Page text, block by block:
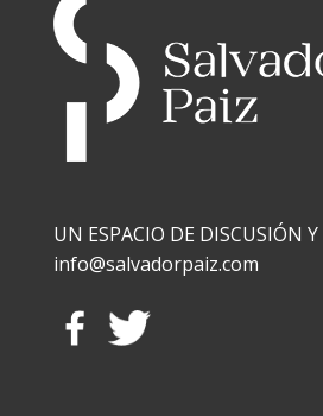
UN ESPACIO DE DISCUSIÓN
info@salvadorpaiz.com